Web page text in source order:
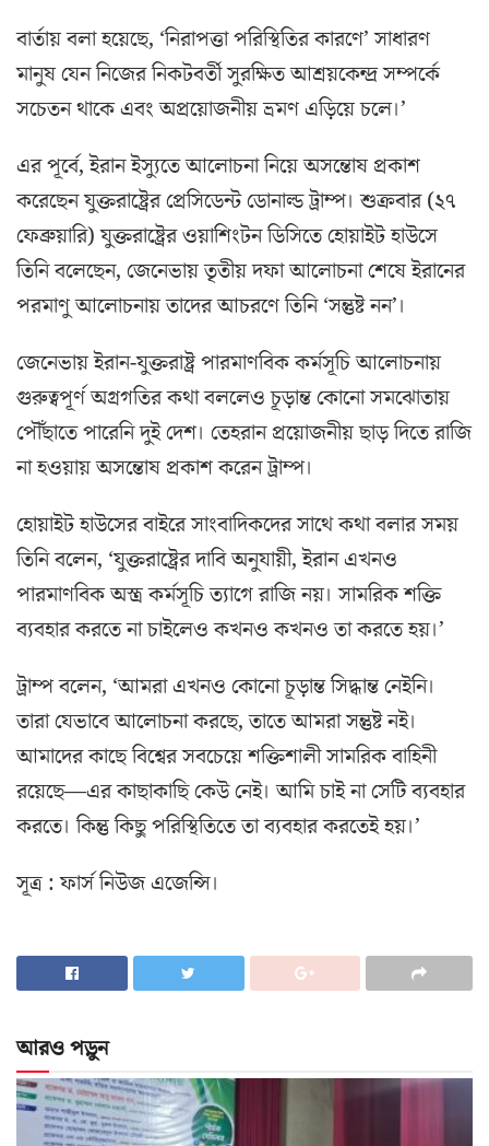
বার্তায় বলা হয়েছে, ‘নিরাপত্তা পরিস্থিতির কারণে’ সাধারণ
মানুষ যেন নিজের নিকটবর্তী সুরক্ষিত আশ্রয়কেন্দ্র সম্পর্কে
সচেতন থাকে এবং অপ্রয়োজনীয় ভ্রমণ এড়িয়ে চলে।’
এর পূর্বে, ইরান ইস্যুতে আলোচনা নিয়ে অসন্তোষ প্রকাশ
করেছেন যুক্তরাষ্ট্রের প্রেসিডেন্ট ডোনাল্ড ট্রাম্প। শুক্রবার (২৭
ফেব্রুয়ারি) যুক্তরাষ্ট্রের ওয়াশিংটন ডিসিতে হোয়াইট হাউসে
তিনি বলেছেন, জেনেভায় তৃতীয় দফা আলোচনা শেষে ইরানের
পরমাণু আলোচনায় তাদের আচরণে তিনি ‘সন্তুষ্ট নন’।
জেনেভায় ইরান-যুক্তরাষ্ট্র পারমাণবিক কর্মসূচি আলোচনায়
গুরুত্বপূর্ণ অগ্রগতির কথা বললেও চূড়ান্ত কোনো সমঝোতায়
পৌঁছাতে পারেনি দুই দেশ। তেহরান প্রয়োজনীয় ছাড় দিতে রাজি
না হওয়ায় অসন্তোষ প্রকাশ করেন ট্রাম্প।
হোয়াইট হাউসের বাইরে সাংবাদিকদের সাথে কথা বলার সময়
তিনি বলেন, ‘যুক্তরাষ্ট্রের দাবি অনুযায়ী, ইরান এখনও
পারমাণবিক অস্ত্র কর্মসূচি ত্যাগে রাজি নয়। সামরিক শক্তি
ব্যবহার করতে না চাইলেও কখনও কখনও তা করতে হয়।’
ট্রাম্প বলেন, ‘আমরা এখনও কোনো চূড়ান্ত সিদ্ধান্ত নেইনি।
তারা যেভাবে আলোচনা করছে, তাতে আমরা সন্তুষ্ট নই।
আমাদের কাছে বিশ্বের সবচেয়ে শক্তিশালী সামরিক বাহিনী
রয়েছে—এর কাছাকাছি কেউ নেই। আমি চাই না সেটি ব্যবহার
করতে। কিন্তু কিছু পরিস্থিতিতে তা ব্যবহার করতেই হয়।’
সূত্র : ফার্স নিউজ এজেন্সি।
আরও পড়ুন